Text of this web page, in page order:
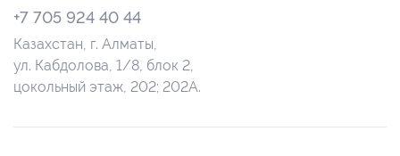
+7 705 924 40 44
Казахстан, г. Алматы,
ул. Кабдолова, 1/8, блок 2,
цокольный этаж, 202; 202А.